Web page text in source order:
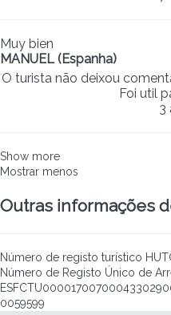
Muy bien
MANUEL (Espanha)
O turista não deixou
Foi util
3
Show more
Mostrar menos
Outras informações
Número de registo turístico
Número de Registo Único de
0059599